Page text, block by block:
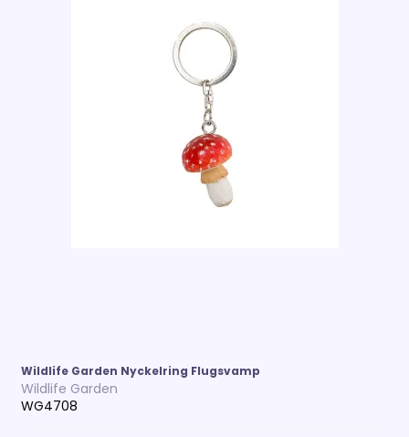
Wildlife Garden Nyckelring Flugsvamp
Wildlife Garden
WG4708